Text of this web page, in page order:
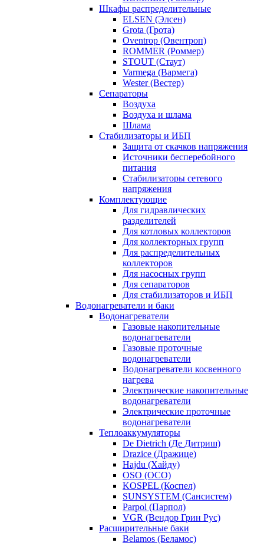
Шкафы распределительные
ELSEN (Элсен)
Grota (Грота)
Oventrop (Овентроп)
ROMMER (Роммер)
STOUT (Стаут)
Varmega (Вармега)
Wester (Вестер)
Сепараторы
Воздуха
Воздуха и шлама
Шлама
Стабилизаторы и ИБП
Защита от скачков напряжения
Источники бесперебойного
питания
Стабилизаторы сетевого
напряжения
Комплектующие
Для гидравлических
разделителей
Для котловых коллекторов
Для коллекторных групп
Для распределительных
коллекторов
Для насосных групп
Для сепараторов
Для стабилизаторов и ИБП
Водонагреватели и баки
Водонагреватели
Газовые накопительные
водонагреватели
Газовые проточные
водонагреватели
Водонагреватели косвенного
нагрева
Электрические накопительные
водонагреватели
Электрические проточные
водонагреватели
Теплоаккумуляторы
De Dietrich (Де Дитриш)
Drazice (Дражице)
Hajdu (Хайду)
OSO (ОСО)
KOSPEL (Коспел)
SUNSYSTEM (Сансистем)
Parpol (Парпол)
VGR (Вендор Грин Рус)
Расширительные баки
Belamos (Беламос)